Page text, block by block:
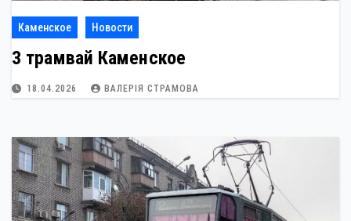
Каменское Новости
3 трамвай Каменское
18.04.2026 ВАЛЕРІЯ СТРАМОВА